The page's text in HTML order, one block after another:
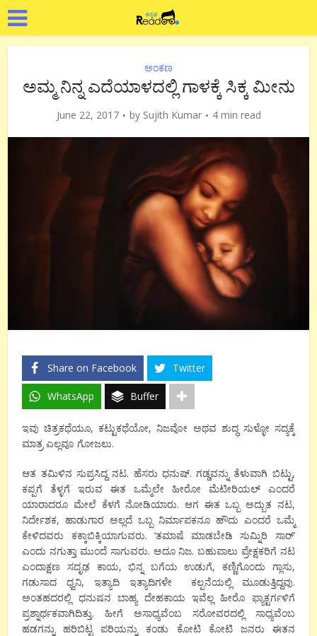
ಅಂಕಣ
ಅಮ್ಮ ನಿನ್ನ ಎದೆಯಾಳದಲ್ಲಿ ಗಾಳಕ್ಕೆ ಸಿಕ್ಕ ಮೀನು
June 22, 2017 by Sujith Kumar 4 min read
Share on Facebook Twitter
WhatsApp Buffer
ಇವು ಚಿತ್ರಕಥೆಯೂ, ಕಟ್ಟುಕಥೆಯೋ, ನಿಜವೋ ಅಥವ ಶುದ್ಧ ಸುಳ್ಳೋ ಸದ್ಯಕ್ಕೆ
ಮಾತ್ರ ಎಲ್ಲವೂ ಗೋಜಲು.
ಆತ ತಮಿಳಿನ ಸುಪ್ರಸಿದ್ದ ನಟ. ಹೆಸರು ಧನುಷ್. ಗಡ್ಡವನ್ನು ತೆಳುವಾಗಿ ಬಿಟ್ಟು,
ಕಪ್ಪಗೆ ತೆಳ್ಳಗೆ ಇರುವ ಈತ ಒಮ್ಮೆಲೇ ಹೀರೋ ಮೆಟೀರಿಯಲ್ ಎಂದರೆ
ಯಾರಾದರೂ ಮೇಲೆ ಕೆಳಗೆ ನೋಡಿಯಾರು. ಆಗ ಈತ ಒಬ್ಬ ಅದ್ಬುತ ನಟ,
ನಿರ್ದೇಶಕ, ಹಾಡುಗಾರ ಅಲ್ಲದೆ ಒಬ್ಬ ನಿರ್ಮಾಪಕನೂ ಹೌದು ಎಂದರೆ ಒಮ್ಮೆ
ಕೇಳಿದವರು ಕಕ್ಕಾಬಿಕ್ಕಿಯಾಗುವರು. ‘ತಮಾಷೆ ಮಾಡಬೇಡಿ ಸುಮ್ನಿರಿ ಸಾರ್’
ಎಂದು ನಗುತ್ತಾ ಮುಂದೆ ಸಾಗುವರು. ಅದೂ ನಿಜ. ಬಹುಪಾಲು ಪ್ರೇಕ್ಷಕರಿಗೆ ನಟ
ಎಂದಾಕ್ಷಣ ಸದೃಢ ಕಾಯ, ಭಿನ್ನ ಬಗೆಯ ಉಡುಗೆ, ಕಣ್ಣಿಗೊಂದು ಗ್ಲಾಸು,
ಗಡುಸಾದ ಧ್ವನಿ, ಇತ್ಯಾದಿ ಇತ್ಯಾದಿಗಳೇ ಕಲ್ಪನೆಯಲ್ಲಿ ಮೂಡುತ್ತಿದ್ದವು.
ಅಂತಹದರಲ್ಲಿ ಧನುಷನ ಬಾಹ್ಯ ದೇಹಕಾಯ ಇವೆಲ್ಲ ಹೀರೊ ಫ್ಯಾಕ್ಟರ್ಗಳಿಗೆ
ಪ್ರಶ್ನಾರ್ಥಕವಾಗಿದಿತ್ತು. ಹೀಗೆ ಅಸಾಧ್ಯವೆಂಬ ಸರೋವರದಲ್ಲಿ ಸಾಧ್ಯವೆಂಬ
ಹಡಗನ್ನು ಹರಿಬಿಟ್ಟ ಪರಿಯನ್ನು ಕಂಡು ಕೋಟಿ ಕೋಟಿ ಜನರು ಈತನ